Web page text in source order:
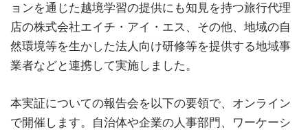
ョンを通じた越境学習の提供にも知見を持つ旅行代理
店の株式会社エイチ・アイ・エス、その他、地域の自
然環境等を生かした法人向け研修等を提供する地域事
業者などと連携して実施しました。
本実証についての報告会を以下の要領で、オンライン
で開催します。自治体や企業の人事部門、ワーケーシ